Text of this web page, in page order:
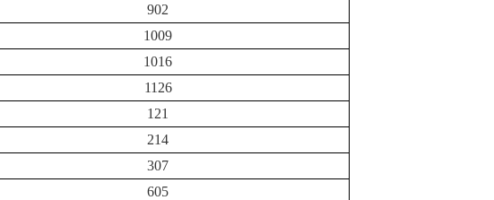
902
1009
1016
1126
121
214
307
605